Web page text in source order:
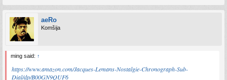
aeRo
Komšija
ming said: ↑
https://www.amazon.com/Jacques-Lemans-Nostalgie-Chronograph-Sub-
Dial/dp/B00GN9QUF6